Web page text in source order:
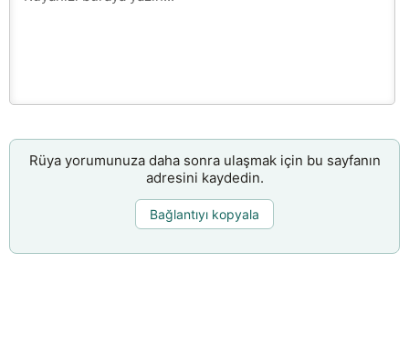
Rüya yorumunuza daha sonra ulaşmak için bu sayfanın
adresini kaydedin.
Bağlantıyı kopyala